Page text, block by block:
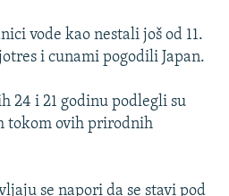
vode kao nestali još od 11.
i cunami pogodili Japan.
24 i 21 godinu podlegli su
tokom ovih prirodnih
se napori da se stavi pod